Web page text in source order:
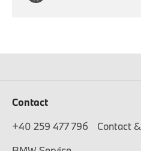
Contact
+40 259 477 796
Contact